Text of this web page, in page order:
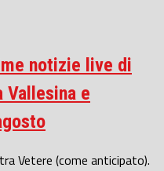
notizie live di
Vallesina e
Vetere (come anticipato).